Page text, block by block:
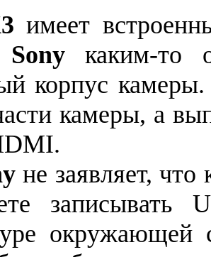
имеет
Sony каким-то
корпус камеры.
камеры, а
не заявляет, что